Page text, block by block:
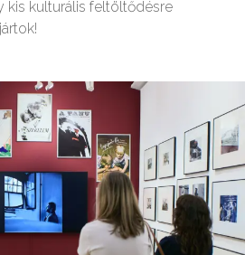
kis kulturális feltöltődésre